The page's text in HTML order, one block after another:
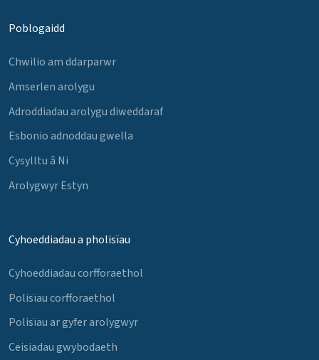
Poblogaidd
Chwilio am ddarparwr
Amserlen arolygu
Adroddiadau arolygu diweddaraf
Esbonio adnoddau gwella
Cysylltu â Ni
Arolygwyr Estyn
Cyhoeddiadau a pholisïau
Cyhoeddiadau corfforaethol
Polisïau corfforaethol
Polisïau ar gyfer arolygwyr
Ceisiadau gwybodaeth